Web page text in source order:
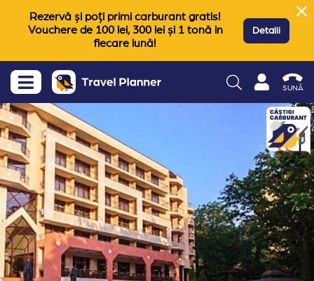
Rezervă și poți primi carburant gratis!
Vouchere de 100 lei, 300 lei și 1 tonă in
fiecare lună!
Detalii
SUNĂ